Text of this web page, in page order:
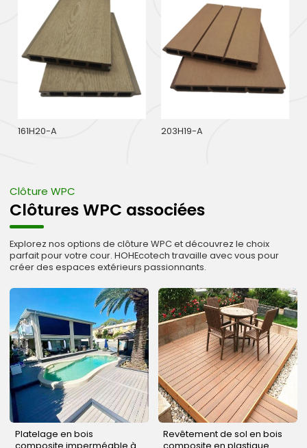
161H20-A 203H19-A
Clôture WPC
Clôtures WPC associées
Explorez nos options de clôture WPC et découvrez le choix
parfait pour votre cour. HOHEcotech travaille avec vous pour
créer des espaces extérieurs passionnants.
Platelage en bois
composite imperméable à
Revêtement de sol en bois
composite en plastique